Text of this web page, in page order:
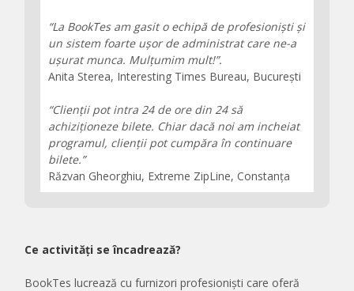
“La BookTes am gasit o echipă de profesioniști și
un sistem foarte ușor de administrat care ne-a
ușurat munca. Mulțumim mult!”.
Anita Sterea, Interesting Times Bureau, București
“Clienții pot intra 24 de ore din 24 să
achiziționeze bilete. Chiar dacă noi am incheiat
programul, clienții pot cumpăra în continuare
bilete.”
Răzvan Gheorghiu, Extreme ZipLine, Constanța
Ce activități se încadrează?
BookTes lucrează cu furnizori profesioniști care oferă